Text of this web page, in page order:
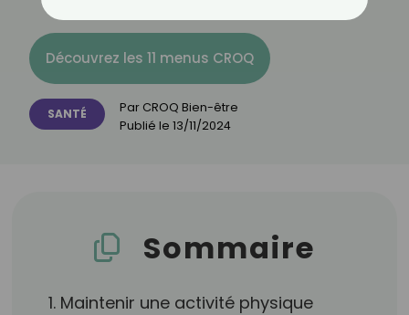
Découvrez les 11 menus CROQ
SANTÉ Par CROQ Bien-être
Publié le 13/11/2024
Sommaire
1. Maintenir une activité physique